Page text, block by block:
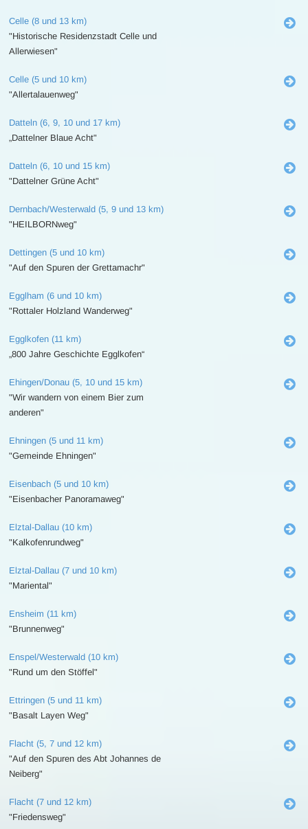
Celle (8 und 13 km)
"Historische Residenzstadt Celle und
Allerwiesen"
Celle (5 und 10 km)
"Allertalauenweg"
Datteln (6, 9, 10 und 17 km)
„Dattelner Blaue Acht"
Datteln (6, 10 und 15 km)
"Dattelner Grüne Acht"
Dernbach/Westerwald (5, 9 und 13 km)
"HEILBORNweg"
Dettingen (5 und 10 km)
"Auf den Spuren der Grettamachr"
Egglham (6 und 10 km)
"Rottaler Holzland Wanderweg"
Egglkofen (11 km)
„800 Jahre Geschichte Egglkofen“
Ehingen/Donau (5, 10 und 15 km)
"Wir wandern von einem Bier zum
anderen"
Ehningen (5 und 11 km)
"Gemeinde Ehningen"
Eisenbach (5 und 10 km)
"Eisenbacher Panoramaweg"
Elztal-Dallau (10 km)
"Kalkofenrundweg"
Elztal-Dallau (7 und 10 km)
"Mariental"
Ensheim (11 km)
"Brunnenweg"
Enspel/Westerwald (10 km)
"Rund um den Stöffel"
Ettringen (5 und 11 km)
"Basalt Layen Weg"
Flacht (5, 7 und 12 km)
"Auf den Spuren des Abt Johannes de
Neiberg"
Flacht (7 und 12 km)
"Friedensweg"